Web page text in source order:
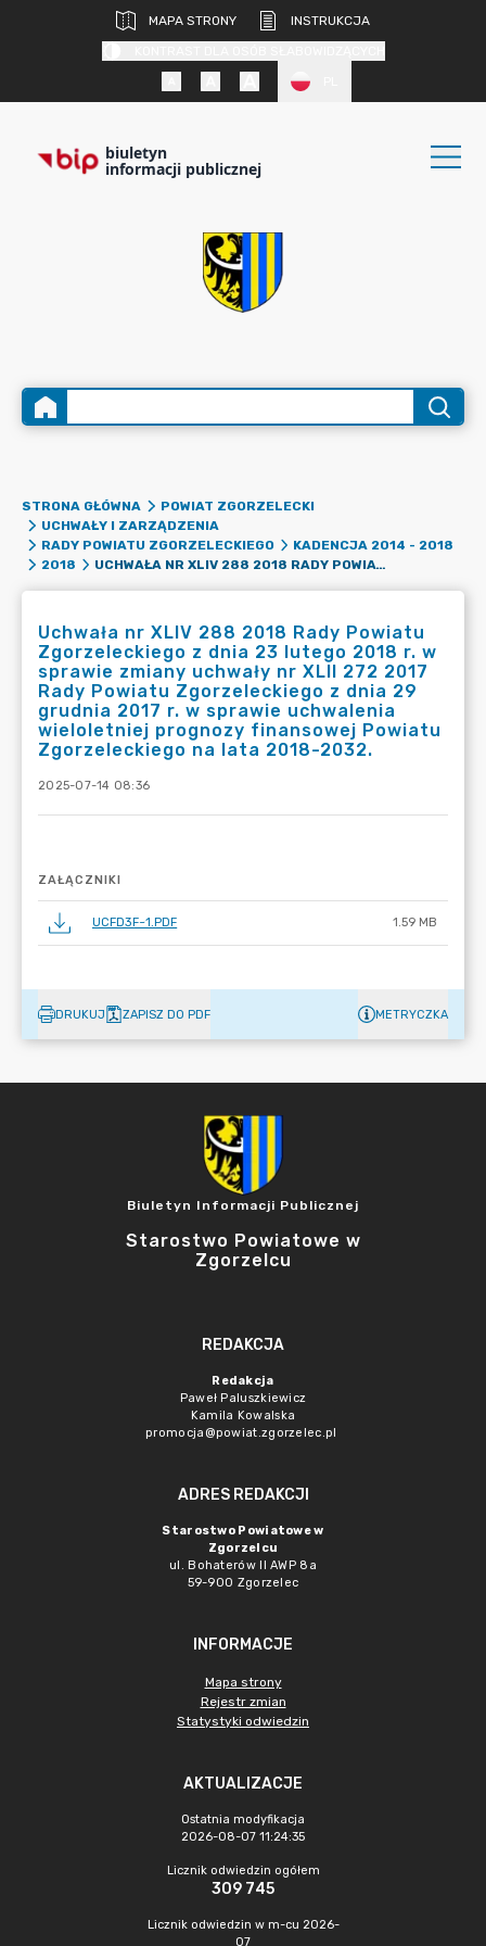
MAPA STRONY
INSTRUKCJA
biuletyn
informacji publicznej
STRONA GŁÓWNA
POWIAT ZGORZELECKI
UCHWAŁY I ZARZĄDZENIA
RADY POWIATU ZGORZELECKIEGO
KADENCJA 2014 - 2018
2018
UCHWAŁA NR XLIV 288 2018 RADY POWIATU ZGORZELECKIEGO Z DNIA 23 LUTEGO 2018 R. W SPRAWIE ZMIANY UCHWAŁY NR XLII 272 2017 RADY POWIATU ZGORZELECKIEGO Z DNIA 29 GRUDNIA 2017 R. W SPRAWIE UCHWALENIA WIELOLETNIEJ PROGNOZY FINANSOWEJ POWIATU ZGORZELECKIEGO NA LATA 2018-2032.
Uchwała nr XLIV 288 2018 Rady Powiatu
Zgorzeleckiego z dnia 23 lutego 2018 r. w
sprawie zmiany uchwały nr XLII 272 2017
Rady Powiatu Zgorzeleckiego z dnia 29
grudnia 2017 r. w sprawie uchwalenia
wieloletniej prognozy finansowej Powiatu
Zgorzeleckiego na lata 2018-2032.
2025-07-14 08:36
ZAŁĄCZNIKI
UCFD3F~1.PDF 1.59 MB
DRUKUJ ZAPISZ DO PDF METRYCZKA
Biuletyn Informacji Publicznej
Starostwo Powiatowe w
Zgorzelcu
REDAKCJA
Redakcja
Paweł Paluszkiewicz
Kamila Kowalska
promocja@powiat.zgorzelec.pl
ADRES REDAKCJI
Starostwo Powiatowe w
Zgorzelcu
ul. Bohaterów II AWP 8a
59-900 Zgorzelec
INFORMACJE
Mapa strony
Rejestr zmian
Statystyki odwiedzin
AKTUALIZACJE
Ostatnia modyfikacja
2026-08-07 11:24:35
Licznik odwiedzin ogółem
309 745
Licznik odwiedzin w m-cu 2026-
07